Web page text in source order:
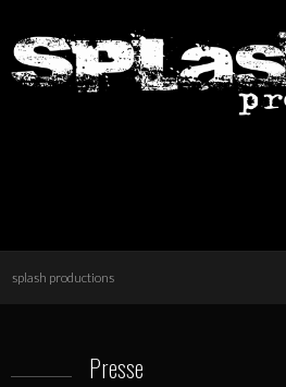
splash productions
Presse